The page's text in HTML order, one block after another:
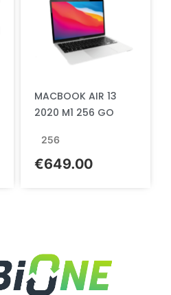
MACBOOK AIR 13
2020 M1 256 GO
256
€649.00